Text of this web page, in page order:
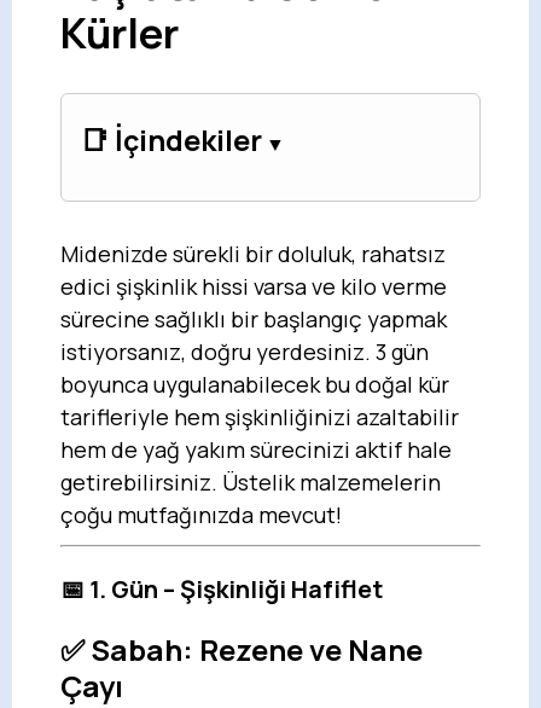
Kürler
📑 İçindekiler
Midenizde sürekli bir doluluk, rahatsız
edici şişkinlik hissi varsa ve kilo verme
sürecine sağlıklı bir başlangıç yapmak
istiyorsanız, doğru yerdesiniz. 3 gün
boyunca uygulanabilecek bu doğal kür
tarifleriyle hem şişkinliğinizi azaltabilir
hem de yağ yakım sürecinizi aktif hale
getirebilirsiniz. Üstelik malzemelerin
çoğu mutfağınızda mevcut!
📅 1. Gün – Şişkinliği Hafiflet
✅ Sabah: Rezene ve Nane
Çayı